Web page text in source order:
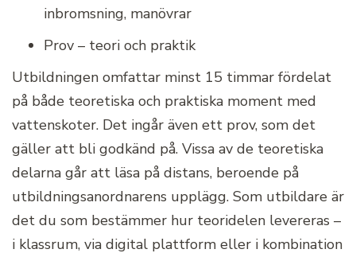
inbromsning, manövrar
Prov – teori och praktik
Utbildningen omfattar minst 15 timmar fördelat
på både teoretiska och praktiska moment med
vattenskoter. Det ingår även ett prov, som det
gäller att bli godkänd på. Vissa av de teoretiska
delarna går att läsa på distans, beroende på
utbildningsanordnarens upplägg. Som utbildare är
det du som bestämmer hur teoridelen levereras –
i klassrum, via digital plattform eller i kombination